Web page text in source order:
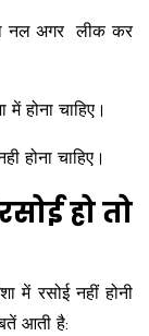
नल अगर लीक कर
में होना चाहिए।
होना चाहिए।
हो तो
में रसोई नहीं होनी
आती है: